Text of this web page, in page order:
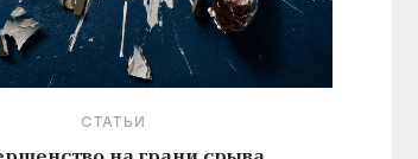
СТАТЬИ